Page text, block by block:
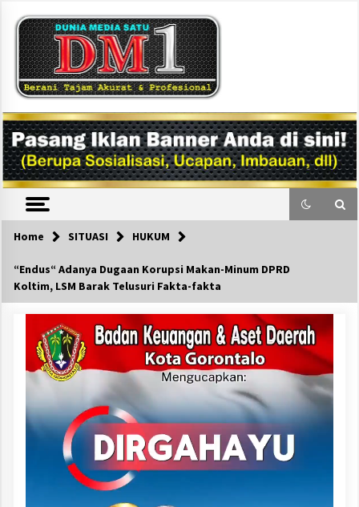
content
DM1
Home SITUASI HUKUM
“Endus“ Adanya Dugaan Korupsi Makan-Minum DPRD
Koltim, LSM Barak Telusuri Fakta-fakta